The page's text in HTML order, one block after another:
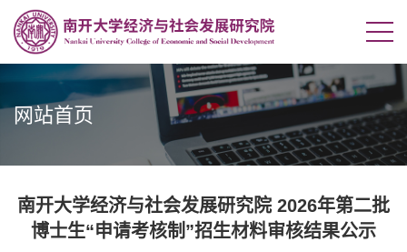
网站首页
南开大学经济与社会发展研究院 2026年第二批
博士生“申请考核制”招生材料审核结果公示